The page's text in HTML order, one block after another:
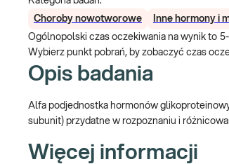
Choroby nowotworowe
Inne hormony i
Ogólnopolski czas oczekiwania na wynik to
Wybierz punkt pobrań, by zobaczyć czas
Opis badania
Alfa podjednostka hormonów
subunit) przydatne w rozpoznaniu i
Więcej informacji